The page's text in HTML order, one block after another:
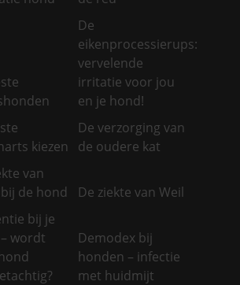
De
eikenprocessierups:
vervelende
irritatie voor jou
en je hond!
kiezen
De verzorging van
de oudere kat
van
de hond
De ziekte van Weil
bij je
wordt
Demodex bij
honden – infectie
met huidmijt